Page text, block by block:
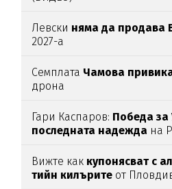
Левски няма да продава
2027-а
Семплата Чамова
дрона
Гари Каспаров: Победа за
последната надежда на
Вижте как купонясват с
тийн килърите от